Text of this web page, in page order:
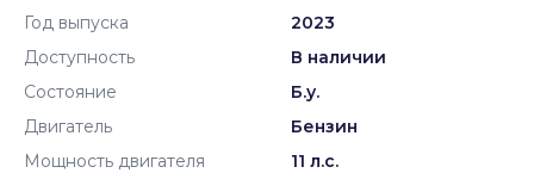
Год выпуска
2023
Доступность
В наличии
Состояние
Б.у.
Двигатель
Бензин
Мощность двигателя
11 л.с.